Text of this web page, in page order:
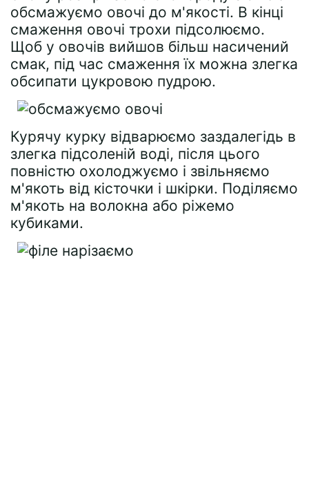
обсмажуємо овочі до м'якості. В кінці
смаження овочі трохи підсолюємо.
Щоб у овочів вийшов більш насичений
смак, під час смаження їх можна злегка
обсипати цукровою пудрою.
Курячу курку відварюємо заздалегідь в
злегка підсоленій воді, після цього
повністю охолоджуємо і звільняємо
м'якоть від кісточки і шкірки. Поділяємо
м'якоть на волокна або ріжемо
кубиками.